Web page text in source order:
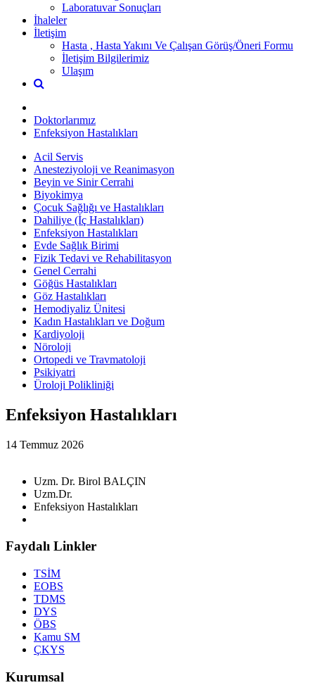
Laboratuvar Sonuçları
İhaleler
İletişim
Hasta , Hasta Yakını Ve Çalışan Görüş/Öneri Formu
İletişim Bilgilerimiz
Ulaşım
Doktorlarımız
Enfeksiyon Hastalıkları
Acil Servis
Anesteziyoloji ve Reanimasyon
Beyin ve Sinir Cerrahi
Biyokimya
Çocuk Sağlığı ve Hastalıkları
Dahiliye (İç Hastalıkları)
Enfeksiyon Hastalıkları
Evde Sağlık Birimi
Fizik Tedavi ve Rehabilitasyon
Genel Cerrahi
Göğüs Hastalıkları
Göz Hastalıkları
Hemodiyaliz Ünitesi
Kadın Hastalıkları ve Doğum
Kardiyoloji
Nöroloji
Ortopedi ve Travmatoloji
Psikiyatri
Üroloji Polikliniği
Enfeksiyon Hastalıkları
14 Temmuz 2026
Uzm. Dr. Birol BALÇIN
Uzm.Dr.
Enfeksiyon Hastalıkları
Faydalı Linkler
TSİM
EOBS
TDMS
DYS
ÖBS
Kamu SM
ÇKYS
Kurumsal